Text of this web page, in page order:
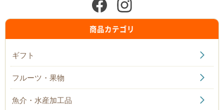
商品カテゴリ
ギフト
フルーツ・果物
魚介・水産加工品